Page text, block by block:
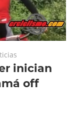
inician
off